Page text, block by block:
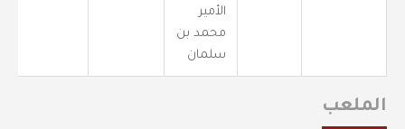
الأمير
محمد بن
سلمان
الملعب